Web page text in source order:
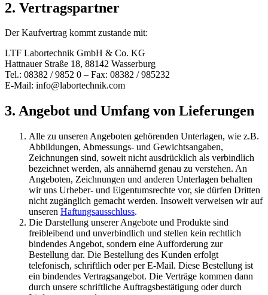
2. Vertragspartner
Der Kaufvertrag kommt zustande mit:
LTF Labortechnik GmbH & Co. KG
Hattnauer Straße 18, 88142 Wasserburg
Tel.: 08382 / 9852 0 – Fax: 08382 / 985232
E-Mail: info@labortechnik.com
3. Angebot und Umfang von Lieferungen
Alle zu unseren Angeboten gehörenden Unterlagen, wie z.B.
Abbildungen, Abmessungs- und Gewichtsangaben,
Zeichnungen sind, soweit nicht ausdrücklich als verbindlich
bezeichnet werden, als annähernd genau zu verstehen. An
Angeboten, Zeichnungen und anderen Unterlagen behalten
wir uns Urheber- und Eigentumsrechte vor, sie dürfen Dritten
nicht zugänglich gemacht werden. Insoweit verweisen wir auf
unseren Haftungsausschluss.
Die Darstellung unserer Angebote und Produkte sind
freibleibend und unverbindlich und stellen kein rechtlich
bindendes Angebot, sondern eine Aufforderung zur
Bestellung dar. Die Bestellung des Kunden erfolgt
telefonisch, schriftlich oder per E-Mail. Diese Bestellung ist
ein bindendes Vertragsangebot. Die Verträge kommen dann
durch unsere schriftliche Auftragsbestätigung oder durch